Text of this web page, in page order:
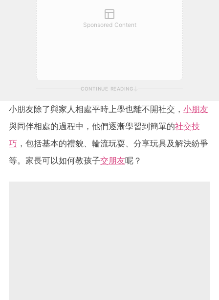
Sponsored Content
CONTINUE READING
小朋友除了與家人相處平時上學也離不開社交， 小朋友
與同伴相處的過程中，他們逐漸學習到簡單的社交技
巧 ，包括基本的禮貌、輪流玩耍、分享玩具及解決紛爭
等。家長可以如何教孩子交朋友呢？